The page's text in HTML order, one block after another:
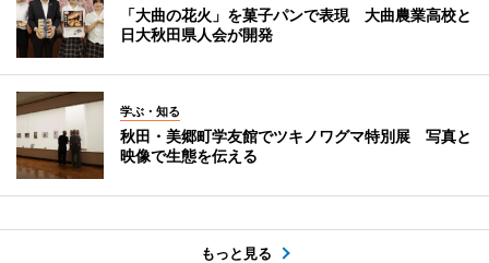
「大曲の花火」を菓子パンで表現 大曲農業高校と
日大秋田県人会が開発
学ぶ・知る
秋田・美郷町学友館でツキノワグマ特別展 写真と
映像で生態を伝える
もっと見る